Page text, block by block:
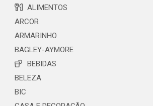
ALIMENTOS
ARCOR
ARMARINHO
BAGLEY-AYMORE
BEBIDAS
BELEZA
BIC